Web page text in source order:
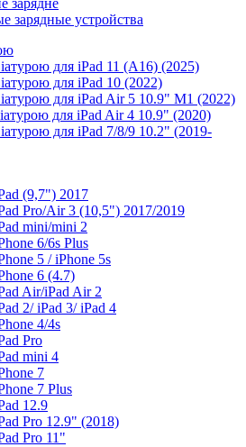
зарядне
зарядные устройства
для iPad 11 (A16) (2025)
для iPad 10 (2022)
для iPad Air 5 10.9" M1 (2022)
для iPad Air 4 10.9" (2020)
для iPad 7/8/9 10.2" (2019-
(9,7") 2017
Pro/Air 3 (10,5") 2017/2019
mini/mini 2
6/6s Plus
5 / iPhone 5s
6 (4.7)
Air/iPad Air 2
2/ iPad 3/ iPad 4
4/4s
Pro
mini 4
7
7 Plus
12.9
Pro 12.9" (2018)
Pro 11"